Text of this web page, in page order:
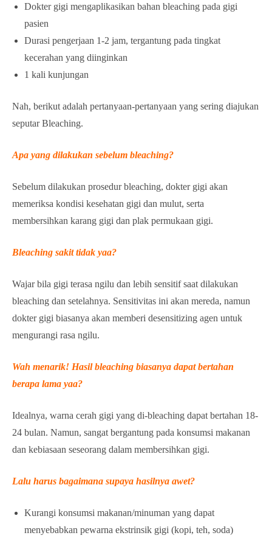
Dokter gigi mengaplikasikan bahan bleaching pada gigi
pasien
Durasi pengerjaan 1-2 jam, tergantung pada tingkat
kecerahan yang diinginkan
1 kali kunjungan
Nah, berikut adalah pertanyaan-pertanyaan yang sering diajukan
seputar Bleaching.
Apa yang dilakukan sebelum bleaching?
Sebelum dilakukan prosedur bleaching, dokter gigi akan
memeriksa kondisi kesehatan gigi dan mulut, serta
membersihkan karang gigi dan plak permukaan gigi.
Bleaching sakit tidak yaa?
Wajar bila gigi terasa ngilu dan lebih sensitif saat dilakukan
bleaching dan setelahnya. Sensitivitas ini akan mereda, namun
dokter gigi biasanya akan memberi desensitizing agen untuk
mengurangi rasa ngilu.
Wah menarik! Hasil bleaching biasanya dapat bertahan
berapa lama yaa?
Idealnya, warna cerah gigi yang di-bleaching dapat bertahan 18-
24 bulan. Namun, sangat bergantung pada konsumsi makanan
dan kebiasaan seseorang dalam membersihkan gigi.
Lalu harus bagaimana supaya hasilnya awet?
Kurangi konsumsi makanan/minuman yang dapat
menyebabkan pewarna ekstrinsik gigi (kopi, teh, soda)